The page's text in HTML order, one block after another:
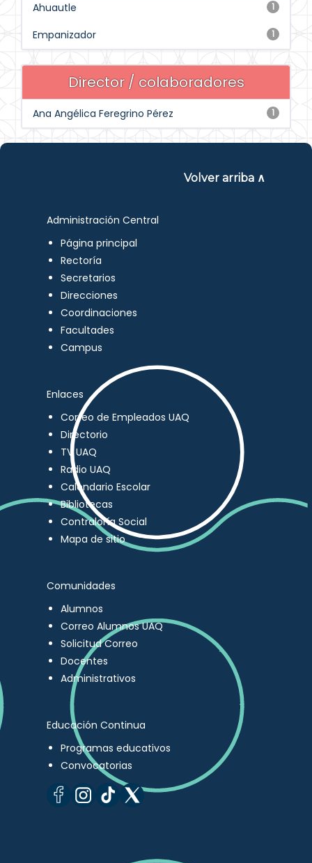
1
Ahuautle
1
Empanizador
Director / colaboradores
1
Ana Angélica Feregrino Pérez
Volver arriba ∧
Administración Central
Página principal
Rectoría
Secretarios
Direcciones
Coordinaciones
Facultades
Campus
Enlaces
Correo de Empleados UAQ
Directorio
TV UAQ
Radio UAQ
Calendario Escolar
Bibliotecas
Contraloría Social
Mapa de sitio
Comunidades
Alumnos
Correo Alumnos UAQ
Solicitud Correo
Docentes
Administrativos
Educación Continua
Programas educativos
Convocatorias